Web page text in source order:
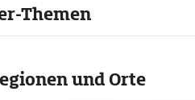
Themen
und Orte